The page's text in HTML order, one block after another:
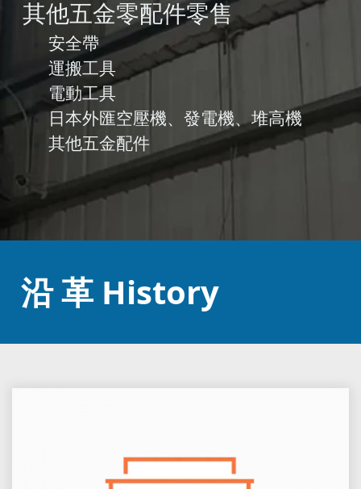
其他五金零配件零售
安全帶
運搬工具
電動工具
日本外匯空壓機、發電機、堆高機
其他五金配件
沿 革 History